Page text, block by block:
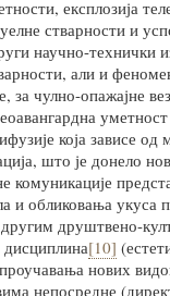
експлозија
стварности и
научно-технички
али и
за чулно-опажајне
која зависе
што је донело
комуникације
и обликовања укуса
друштвено-
дисциплина[10]
нових
непосредне